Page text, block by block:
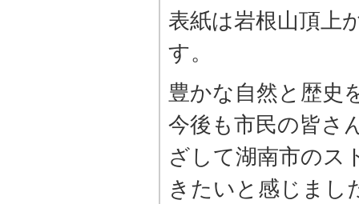
表紙は岩根山頂上
す。
豊かな自然と歴史
今後も市民の皆さ
ざして湖南市のス
きたいと感じまし